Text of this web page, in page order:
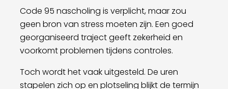
Code 95 nascholing is verplicht, maar zou
geen bron van stress moeten zijn. Een goed
georganiseerd traject geeft zekerheid en
voorkomt problemen tijdens controles.
Toch wordt het vaak uitgesteld. De uren
stapelen zich op en plotseling blijkt de termijn